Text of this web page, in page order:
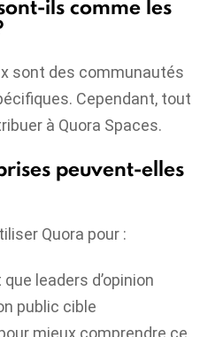
ils comme les
sont des communautés
Cependant, tout
à Quora Spaces.
peuvent-elles
Quora pour :
leaders d’opinion
public cible
mieux comprendre ce